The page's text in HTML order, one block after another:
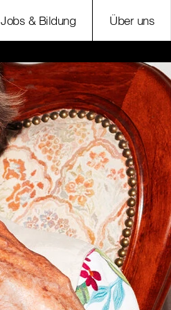
Jobs & Bildung Über uns